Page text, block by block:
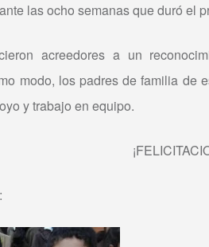
las ocho semanas que duró el
acreedores a un
modo, los padres de familia de
y trabajo en equipo.